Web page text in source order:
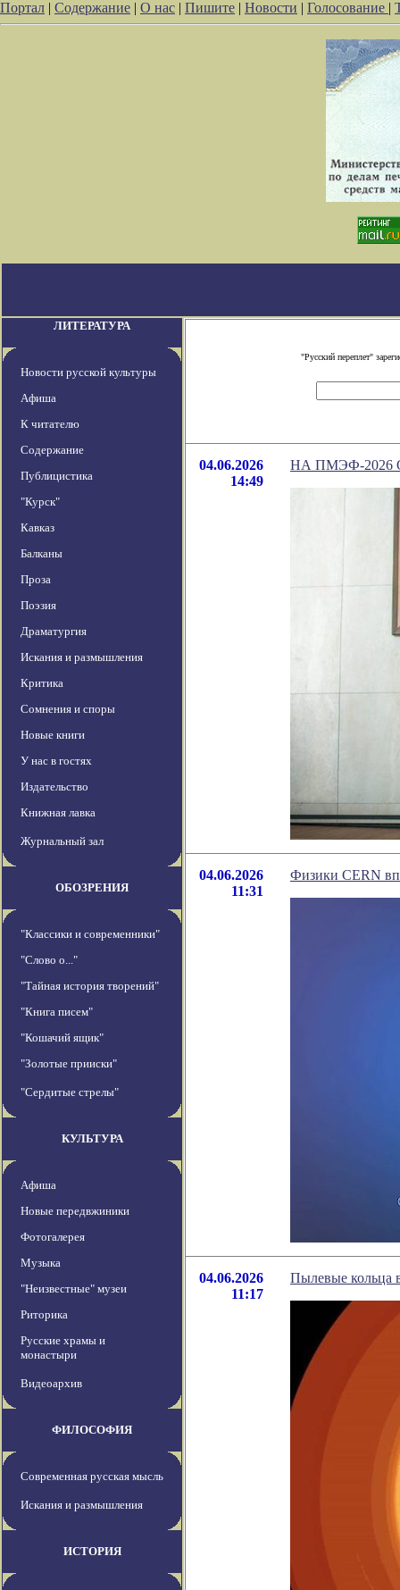
Портал | Содержание | О нас | Пишите | Новости | Голосование |
ЛИТЕРАТУРА
Новости русской культуры
Афиша
К читателю
Содержание
Публицистика
"Курск"
Кавказ
Балканы
Проза
Поэзия
Драматургия
Искания и размышления
Критика
Сомнения и споры
Новые книги
У нас в гостях
Издательство
Книжная лавка
Журнальный зал
ОБОЗРЕНИЯ
"Классики и современники"
"Слово о..."
"Тайная история творений"
"Книга писем"
"Кошачий ящик"
"Золотые прииски"
"Сердитые стрелы"
КУЛЬТУРА
Афиша
Новые передвжиники
Фотогалерея
Музыка
"Неизвестные" музеи
Риторика
Русские храмы и
монастыри
Видеоархив
ФИЛОСОФИЯ
Современная русская мысль
Искания и размышления
ИСТОРИЯ
"Русский переплет"
04.06.2026
14:49
НА ПМЭФ-
04.06.2026
11:31
Физики CERN
04.06.2026
11:17
Пылевые кольца